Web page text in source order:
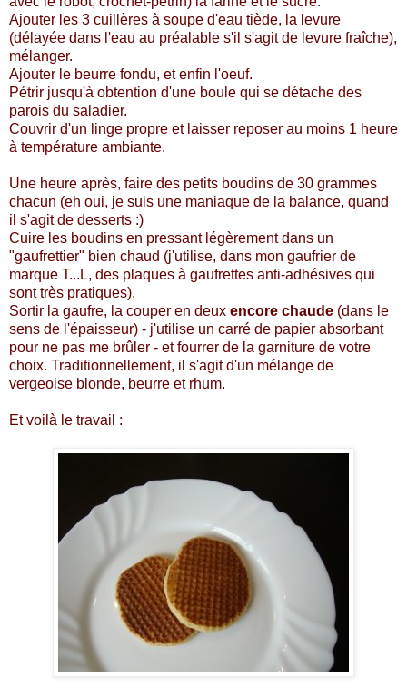
Ajouter les 3 cuillères à soupe d'eau tiède, la levure
(délayée dans l'eau au préalable s'il s'agit de levure fraîche),
mélanger.
Ajouter le beurre fondu, et enfin l'oeuf.
Pétrir jusqu'à obtention d'une boule qui se détache des
parois du saladier.
Couvrir d'un linge propre et laisser reposer au moins 1 heure
à température ambiante.
Une heure après, faire des petits boudins de 30 grammes
chacun (eh oui, je suis une maniaque de la balance, quand
il s'agit de desserts :)
Cuire les boudins en pressant légèrement dans un
"gaufrettier" bien chaud (j'utilise, dans mon gaufrier de
marque T...L, des plaques à gaufrettes anti-adhésives qui
sont très pratiques).
Sortir la gaufre, la couper en deux encore chaude (dans le
sens de l'épaisseur) - j'utilise un carré de papier absorbant
pour ne pas me brûler - et fourrer de la garniture de votre
choix. Traditionnellement, il s'agit d'un mélange de
vergeoise blonde, beurre et rhum.
Et voilà le travail :